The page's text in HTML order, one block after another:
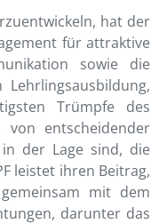
hat der
für attraktive
sowie die
Trümpfe des
entscheidender
der Lage sind, die
leistet ihren Beitrag,
mit dem
darunter das